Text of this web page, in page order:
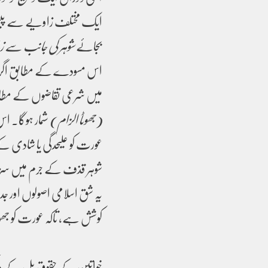
ایک مختلف زاویے سے
بجائےشوہر کی جانب سے
اس مسودے کے مطابق اگر
میں شرعی تقاضوں کے
(جھوٹا الزام)شمار
عورت کو علیحدگی یا
شوہر قذف کے جرم میں سزا
یہ شق اسلامی اصولوں
کوشش ہے، تاکہ عورت کو